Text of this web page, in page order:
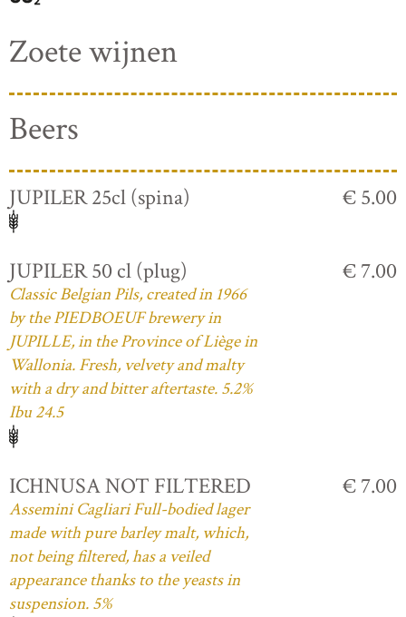
Zoete wijnen
Beers
JUPILER 25cl (spina) € 5.00
JUPILER 50 cl (plug)
Classic Belgian Pils, created in 1966
by the PIEDBOEUF brewery in
JUPILLE, in the Province of Liège in
Wallonia. Fresh, velvety and malty
with a dry and bitter aftertaste. 5.2%
Ibu 24.5
€ 7.00
ICHNUSA NOT FILTERED
Assemini Cagliari Full-bodied lager
made with pure barley malt, which,
not being filtered, has a veiled
appearance thanks to the yeasts in
suspension. 5%
€ 7.00